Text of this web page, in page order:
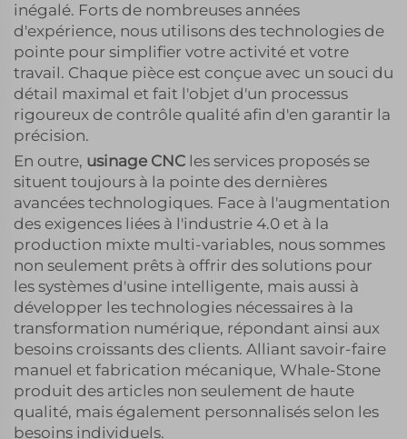
inégalé. Forts de nombreuses années
d'expérience, nous utilisons des technologies de
pointe pour simplifier votre activité et votre
travail. Chaque pièce est conçue avec un souci du
détail maximal et fait l'objet d'un processus
rigoureux de contrôle qualité afin d'en garantir la
précision.
En outre, usinage CNC les services proposés se
situent toujours à la pointe des dernières
avancées technologiques. Face à l'augmentation
des exigences liées à l'industrie 4.0 et à la
production mixte multi-variables, nous sommes
non seulement prêts à offrir des solutions pour
les systèmes d'usine intelligente, mais aussi à
développer les technologies nécessaires à la
transformation numérique, répondant ainsi aux
besoins croissants des clients. Alliant savoir-faire
manuel et fabrication mécanique, Whale-Stone
produit des articles non seulement de haute
qualité, mais également personnalisés selon les
besoins individuels.